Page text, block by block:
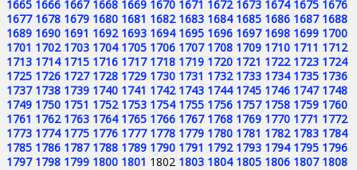
1665 1666 1667 1668 1669 1670 1671 1672 1673 1674 1675 1676
1677 1678 1679 1680 1681 1682 1683 1684 1685 1686 1687 1688
1689 1690 1691 1692 1693 1694 1695 1696 1697 1698 1699 1700
1701 1702 1703 1704 1705 1706 1707 1708 1709 1710 1711 1712
1713 1714 1715 1716 1717 1718 1719 1720 1721 1722 1723 1724
1725 1726 1727 1728 1729 1730 1731 1732 1733 1734 1735 1736
1737 1738 1739 1740 1741 1742 1743 1744 1745 1746 1747 1748
1749 1750 1751 1752 1753 1754 1755 1756 1757 1758 1759 1760
1761 1762 1763 1764 1765 1766 1767 1768 1769 1770 1771 1772
1773 1774 1775 1776 1777 1778 1779 1780 1781 1782 1783 1784
1785 1786 1787 1788 1789 1790 1791 1792 1793 1794 1795 1796
1797 1798 1799 1800 1801 1802 1803 1804 1805 1806 1807 1808